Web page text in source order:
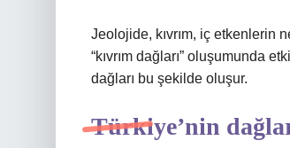
Jeolojide, kıvrım, iç etkenlerin
“kıvrım dağları” oluşumunda
dağları bu şekilde oluşur.
Türkiye’nin